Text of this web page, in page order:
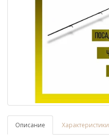
Описание Характеристики